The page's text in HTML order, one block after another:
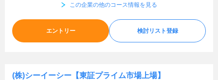
この企業の他のコース情報を見る
エントリー 検討リスト登録
(株)シーイーシー【東証プライム市場上場】